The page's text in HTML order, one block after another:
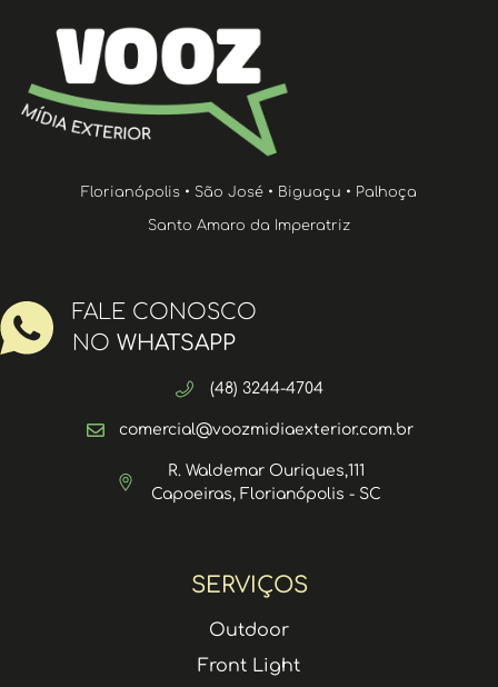
SERVIÇOS
Outdoor
Front Light
Florianópolis • São José • Biguaçu • Palhoça
Santo Amaro da Imperatriz
FALE CONOSCO
NO WHATSAPP
(48) 3244-4704
comercial@voozmidiaexterior.com.br
R. Waldemar Ouriques,111
Capoeiras, Florianópolis - SC